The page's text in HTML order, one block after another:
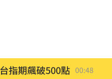
指期飆破500點 00:48